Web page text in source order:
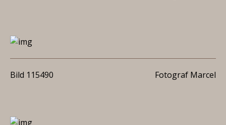
Bild 115490 Fotograf Marcel